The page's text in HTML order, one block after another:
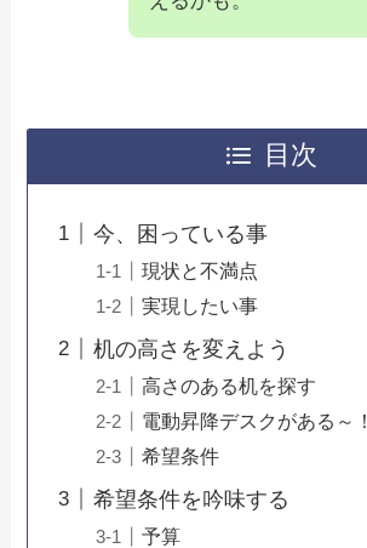
目次
今、困っている事
現状と不満点
実現したい事
机の高さを変えよう
高さのある机を探す
電動昇降デスクがある～！
希望条件
希望条件を吟味する
予算